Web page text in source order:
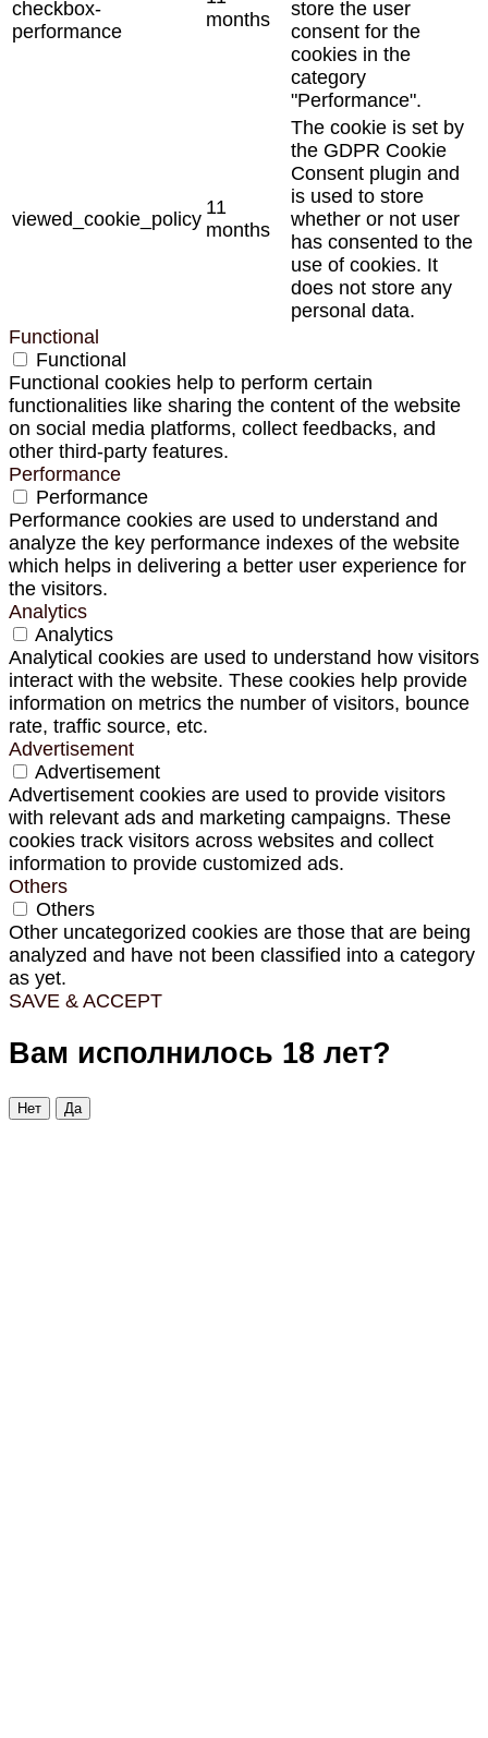
checkbox-
performance
months
store the user
consent for the
cookies in the
category
"Performance".
viewed_cookie_policy
11
months
The cookie is set by
the GDPR Cookie
Consent plugin and
is used to store
whether or not user
has consented to the
use of cookies. It
does not store any
personal data.
Functional
Functional
Functional cookies help to perform certain
functionalities like sharing the content of the website
on social media platforms, collect feedbacks, and
other third-party features.
Performance
Performance
Performance cookies are used to understand and
analyze the key performance indexes of the website
which helps in delivering a better user experience for
the visitors.
Analytics
Analytics
Analytical cookies are used to understand how visitors
interact with the website. These cookies help provide
information on metrics the number of visitors, bounce
rate, traffic source, etc.
Advertisement
Advertisement
Advertisement cookies are used to provide visitors
with relevant ads and marketing campaigns. These
cookies track visitors across websites and collect
information to provide customized ads.
Others
Others
Other uncategorized cookies are those that are being
analyzed and have not been classified into a category
as yet.
SAVE & ACCEPT
Вам исполнилось 18 лет?
Нет Да